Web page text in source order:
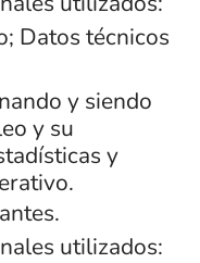
Datos técnicos
y siendo
y su
y
utilizados: